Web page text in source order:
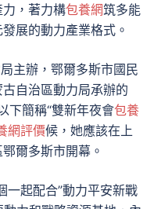
，著力構包養網筑多能
展的動力產業格式。
主辦，鄂爾多斯市國民
自治區動力局承辦的
下簡稱“雙新年夜會包養
網評價候，她應該在上
爾多斯市開幕。
一起配合”動力平安新戰